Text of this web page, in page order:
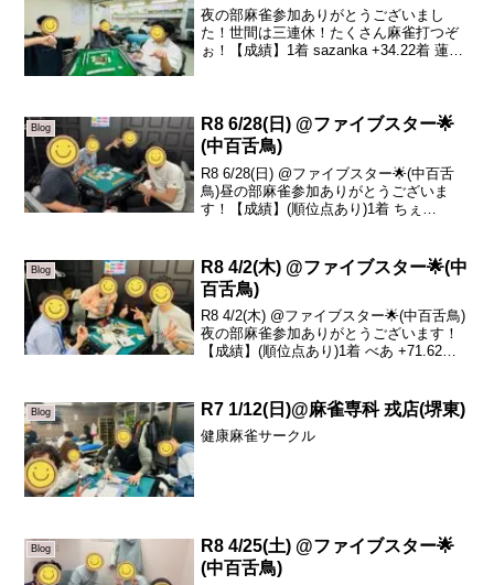
夜の部麻雀参加ありがとうございまし
た！世間は三連休！たくさん麻雀打つぞ
ぉ！【成績】1着 sazanka +34.22着 蓮
Blog
R8 6/28(日) @ファイブスター🌟
(中百舌鳥)
R8 6/28(日) @ファイブスター🌟(中百舌
鳥)昼の部麻雀参加ありがとうございま
す！【成績】(順位点あり)1着 ちぇ
はちぇさ...
Blog
R8 4/2(木) @ファイブスター🌟(中
百舌鳥)
R8 4/2(木) @ファイブスター🌟(中百舌鳥)
夜の部麻雀参加ありがとうございます！
【成績】(順位点あり)1着 べあ +71.62着
Blog R7 1/12(日)@麻雀専科 戎店(堺東)
健康麻雀サークル
Blog
R8 4/25(土) @ファイブスター🌟
(中百舌鳥)